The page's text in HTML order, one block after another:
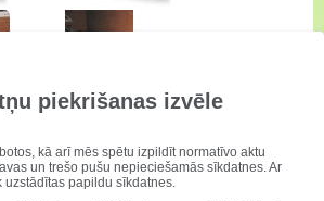
piekrišanas izvēle
kā arī mēs spētu izpildīt normatīvo aktu
un trešo pušu nepieciešamās sīkdatnes. Ar
papildu sīkdatnes.